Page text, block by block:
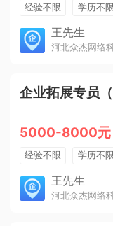
经验不限 学历不限
销售奖金
奖励计划
王先生
企业拓展专员（
5000-8000元
经验不限 学历不限
奖励计划
综合补贴
王先生